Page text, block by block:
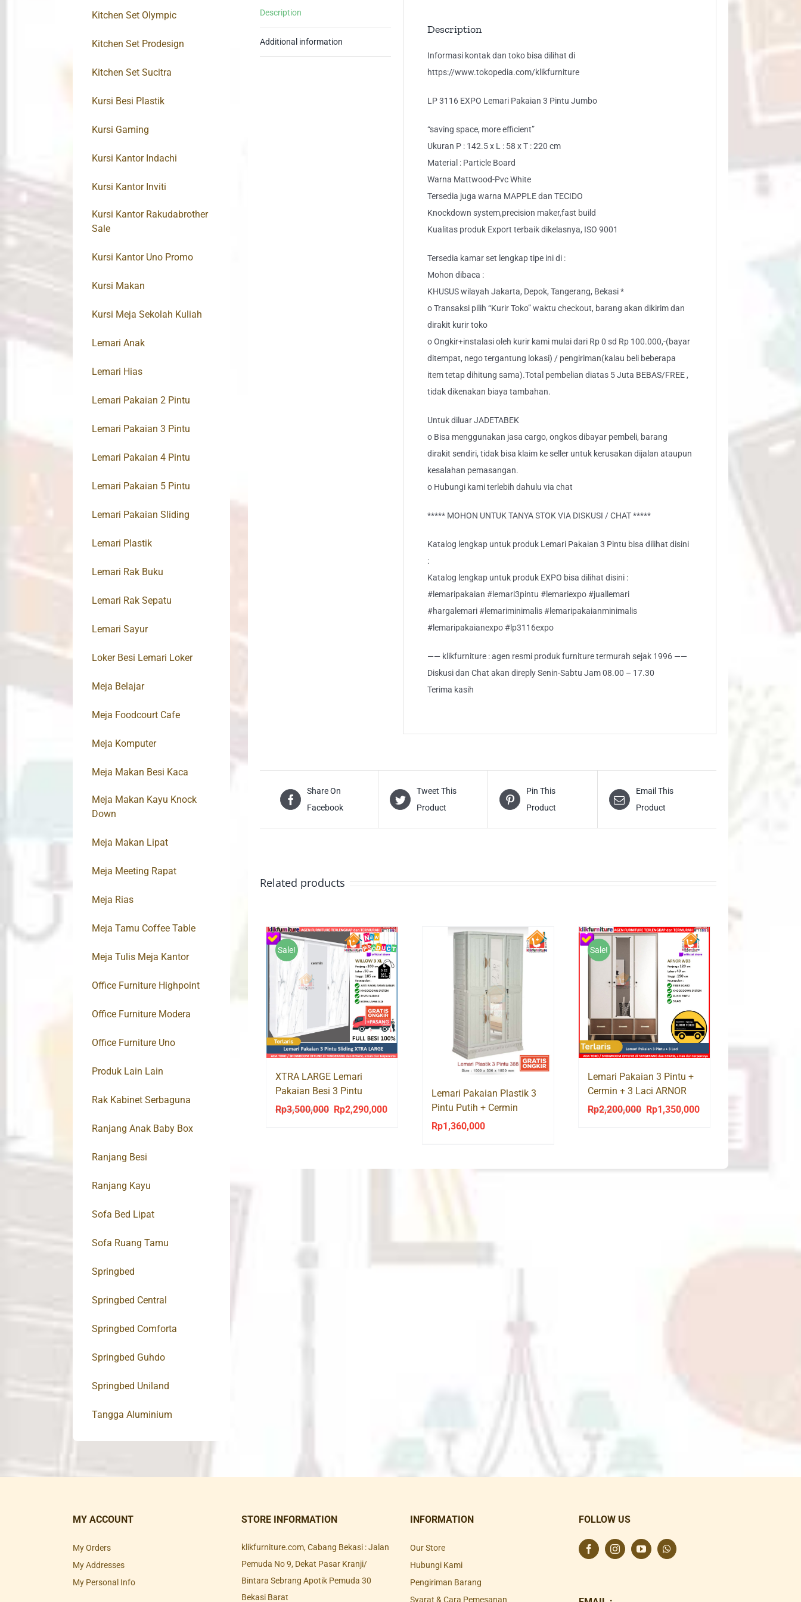
Jumbo
Description
Additional information
Description
Informasi kontak dan toko bisa dilihat di
https://www.tokopedia.com/klikfurniture
LP 3116 EXPO Lemari Pakaian 3 Pintu Jumbo
“saving space, more efficient”
Ukuran P : 142.5 x L : 58 x T : 220 cm
Material : Particle Board
Warna Mattwood-Pvc White
Tersedia juga warna MAPPLE dan TECIDO
Knockdown system,precision maker,fast build
Kualitas produk Export terbaik dikelasnya, ISO 9001
Tersedia kamar set lengkap tipe ini di :
Mohon dibaca :
KHUSUS wilayah Jakarta, Depok, Tangerang, Bekasi *
o Transaksi pilih “Kurir Toko” waktu checkout, barang akan dikirim dan
dirakit kurir toko
o Ongkir+instalasi oleh kurir kami mulai dari Rp 0 sd Rp 100.000,-(bayar
ditempat, nego tergantung lokasi) / pengiriman(kalau beli beberapa
item tetap dihitung sama).Total pembelian diatas 5 Juta BEBAS/FREE ,
tidak dikenakan biaya tambahan.
Untuk diluar JADETABEK
o Bisa menggunakan jasa cargo, ongkos dibayar pembeli, barang
dirakit sendiri, tidak bisa klaim ke seller untuk kerusakan dijalan ataupun
kesalahan pemasangan.
o Hubungi kami terlebih dahulu via chat
***** MOHON UNTUK TANYA STOK VIA DISKUSI / CHAT *****
Katalog lengkap untuk produk Lemari Pakaian 3 Pintu bisa dilihat disini
:
Katalog lengkap untuk produk EXPO bisa dilihat disini :
#lemaripakaian #lemari3pintu #lemariexpo #juallemari
#hargalemari #lemariminimalis #lemaripakaianminimalis
#lemaripakaianexpo #lp3116expo
—— klikfurniture : agen resmi produk furniture termurah sejak 1996 ——
Diskusi dan Chat akan direply Senin-Sabtu Jam 08.00 – 17.30
Terima kasih
Share On
Facebook
Tweet This
Product
Pin This
Product
Email This
Product
Related products
Sale!
XTRA LARGE Lemari
Pakaian Besi 3 Pintu
Sliding WILLOW XL
Rp3,500,000
Original
Rp2,290,000Current
Lemari Pakaian Plastik 3
Pintu Putih + Cermin
CA388
Rp1,360,000
Sale!
Lemari Pakaian 3 Pintu +
Cermin + 3 Laci ARNOR
WD3
Rp2,200,000
Original
Rp1,350,000Current
Kitchen Set Olympic
Kitchen Set Prodesign
Kitchen Set Sucitra
Kursi Besi Plastik
Kursi Gaming
Kursi Kantor Indachi
Kursi Kantor Inviti
Kursi Kantor Rakudabrother
Sale
Kursi Kantor Uno Promo
Kursi Makan
Kursi Meja Sekolah Kuliah
Lemari Anak
Lemari Hias
Lemari Pakaian 2 Pintu
Lemari Pakaian 3 Pintu
Lemari Pakaian 4 Pintu
Lemari Pakaian 5 Pintu
Lemari Pakaian Sliding
Lemari Plastik
Lemari Rak Buku
Lemari Rak Sepatu
Lemari Sayur
Loker Besi Lemari Loker
Meja Belajar
Meja Foodcourt Cafe
Meja Komputer
Meja Makan Besi Kaca
Meja Makan Kayu Knock
Down
Meja Makan Lipat
Meja Meeting Rapat
Meja Rias
Meja Tamu Coffee Table
Meja Tulis Meja Kantor
Office Furniture Highpoint
Office Furniture Modera
Office Furniture Uno
Produk Lain Lain
Rak Kabinet Serbaguna
Ranjang Anak Baby Box
Ranjang Besi
Ranjang Kayu
Sofa Bed Lipat
Sofa Ruang Tamu
Springbed
Springbed Central
Springbed Comforta
Springbed Guhdo
Springbed Uniland
Tangga Aluminium
MY ACCOUNT
My Orders
My Addresses
My Personal Info
STORE INFORMATION
klikfurniture.com, Cabang Bekasi : Jalan
Pemuda No 9, Dekat Pasar Kranji/
Bintara Sebrang Apotik Pemuda 30
Bekasi Barat
INFORMATION
Our Store
Hubungi Kami
Pengiriman Barang
Syarat & Cara Pemesanan
FOLLOW US